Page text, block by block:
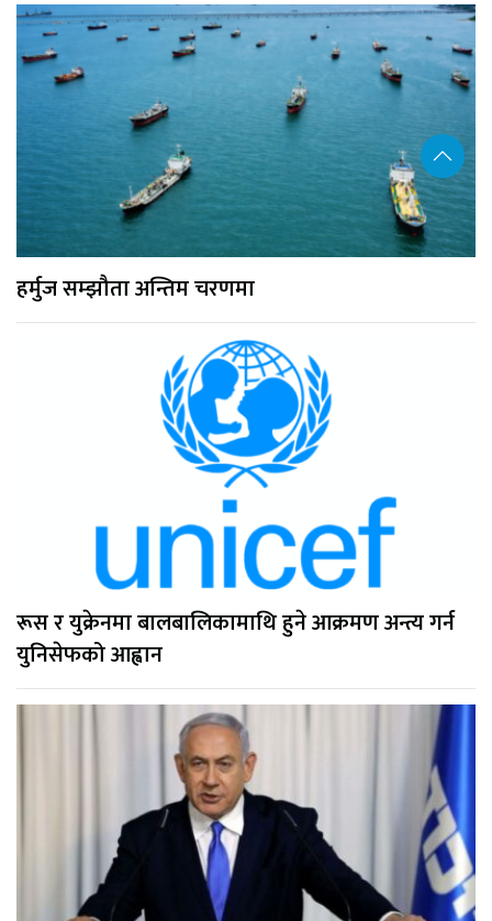
हर्मुज सम्झौता अन्तिम चरणमा
रूस र युक्रेनमा बालबालिकामाथि हुने आक्रमण अन्त्य गर्न
युनिसेफको आह्वान